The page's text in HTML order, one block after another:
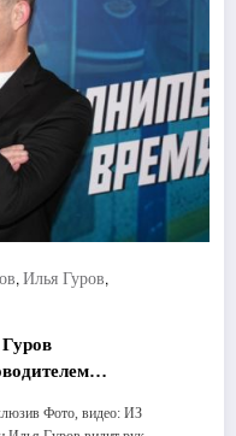
, Илья Гуров,
Фото, видео: ИЗ